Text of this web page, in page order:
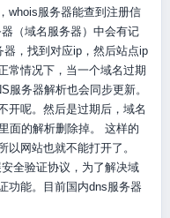
whois服务器能查到注册信
（域名服务器）中会有记
，找到对应ip，然后站点ip
常情况下，当一个域名过期
服务器解析也会同步更新。
开呢。然后是过期后，域名
面的解析删除掉。 这样的
网站也就不能打开了。
全验证协议，为了解决域
功能。目前国内dns服务器